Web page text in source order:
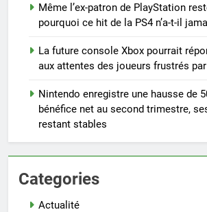
Même l’ex-patron de PlayStation
pourquoi ce hit de la PS4 n’a-t-il
La future console Xbox pourrait
aux attentes des joueurs frustrés
Nintendo enregistre une hausse de
bénéfice net au second trimestre,
restant stables
Categories
Actualité